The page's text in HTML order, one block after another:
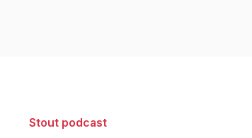
Stout podcast